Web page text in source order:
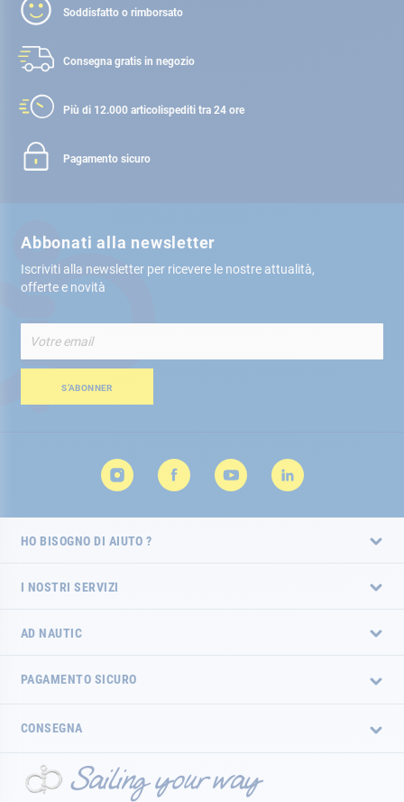
Soddisfatto o rimborsato
Consegna gratis in negozio
Più di 12.000 articolispediti tra 24 ore
Pagamento sicuro
Abbonati alla newsletter
Iscriviti alla newsletter per ricevere le nostre attualità,
offerte e novità
alla
nostra
Newsletter:S’ABONNER
HO BISOGNO DI AIUTO ?
I NOSTRI SERVIZI
AD NAUTIC
PAGAMENTO SICURO
CONSEGNA